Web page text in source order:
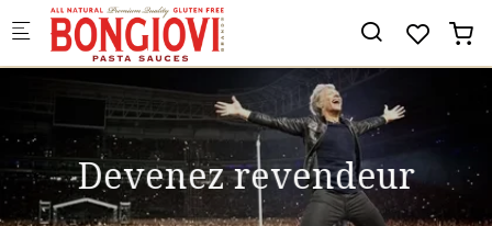
Skip to main content
Devenez revendeur